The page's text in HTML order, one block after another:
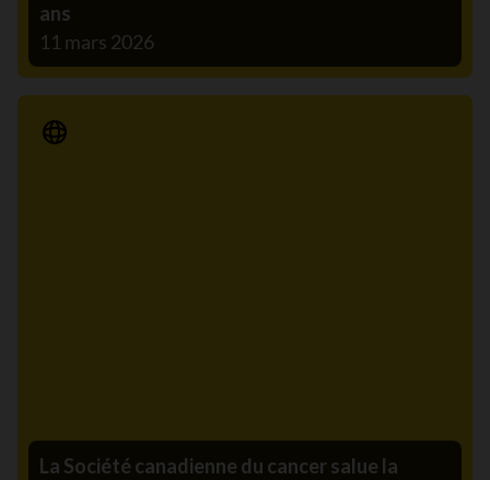
ans
11 mars 2026
Communiqué de presse
La Société canadienne du cancer salue la